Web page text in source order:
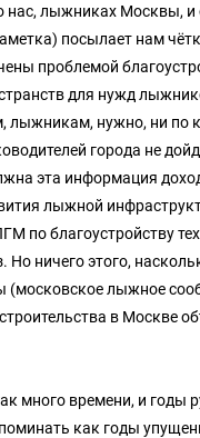
нас, лыжниках Москвы,
посылает нам
проблемой
для нужд
лыжникам, нужно, ни по
города не
эта информация
лыжной
по благоустройству
Но ничего этого,
(московское лыжное
в Москве
много времени, и годы
как годы